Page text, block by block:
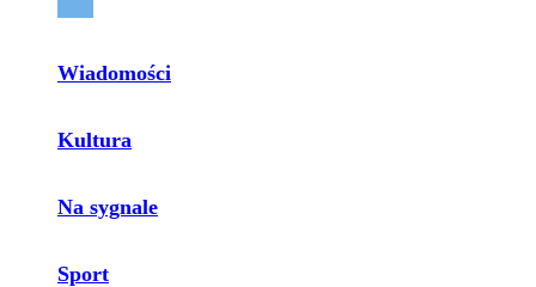
Wiadomości
Kultura
Na sygnale
Sport